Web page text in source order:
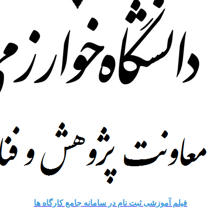
ثبت نام در سامانه جامع کارگاه ها